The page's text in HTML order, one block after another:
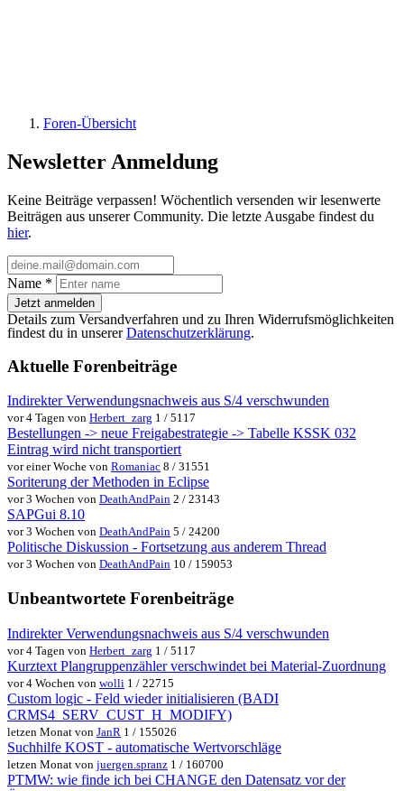
Foren-Übersicht
Newsletter Anmeldung
Keine Beiträge verpassen! Wöchentlich versenden wir lesenwerte
Beiträgen aus unserer Community. Die letzte Ausgabe findest du
hier.
Name *
Jetzt anmelden
Details zum Versandverfahren und zu Ihren Widerrufsmöglichkeiten
findest du in unsererDatenschutzerklärung.
Aktuelle Forenbeiträge
Indirekter Verwendungsnachweis aus S/4 verschwunden
vor 4 Tagen von Herbert_zarg 1 / 5117
Bestellungen -> neue Freigabestrategie -> Tabelle KSSK 032
Eintrag wird nicht transportiert
vor einer Woche von Romaniac 8 / 31551
Soriterung der Methoden in Eclipse
vor 3 Wochen von DeathAndPain 2 / 23143
SAPGui 8.10
vor 3 Wochen von DeathAndPain 5 / 24200
Politische Diskussion - Fortsetzung aus anderem Thread
vor 3 Wochen von DeathAndPain 10 / 159053
Unbeantwortete Forenbeiträge
Indirekter Verwendungsnachweis aus S/4 verschwunden
vor 4 Tagen von Herbert_zarg 1 / 5117
Kurztext Plangruppenzähler verschwindet bei Material-Zuordnung
vor 4 Wochen von wolli 1 / 22715
Custom logic - Feld wieder initialisieren (BADI
CRMS4_SERV_CUST_H_MODIFY)
letzen Monat von JanR 1 / 155026
Suchhilfe KOST - automatische Wertvorschläge
letzen Monat von juergen.spranz 1 / 160700
PTMW: wie finde ich bei CHANGE den Datensatz vor der